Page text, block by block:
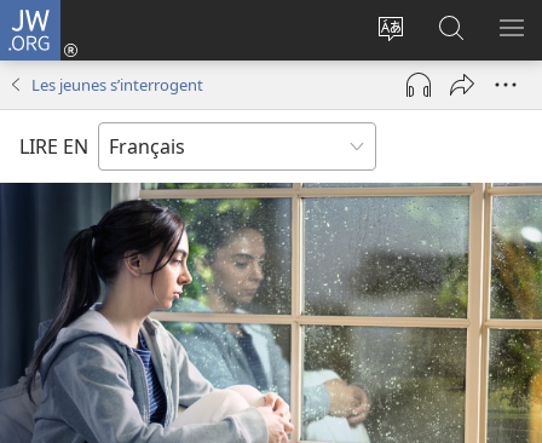
JW.ORG
Changer
langue
Se
connecter
(ouvre
nouvelle
sur
JW.ORG
Les jeunes s’interrogent
LIRE EN